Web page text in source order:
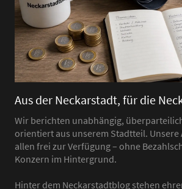
Aus der Neckarstadt, für die
Wir berichten unabhängig,
orientiert aus unserem Stadtteil. Unsere
allen frei zur Verfügung – ohne
Konzern im Hintergrund.
Hinter dem Neckarstadtblog stehen